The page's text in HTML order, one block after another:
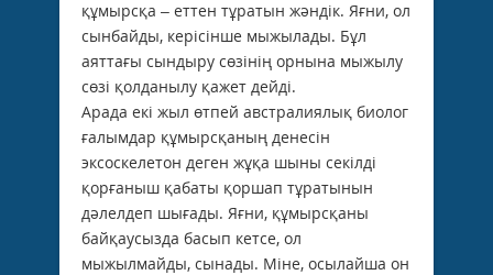
құмырсқа – еттен тұратын жәндік. Яғни, ол
сынбайды, керісінше мыжылады. Бұл
аяттағы сындыру сөзінің орнына мыжылу
сөзі қолданылу қажет дейді.
Арада екі жыл өтпей австралиялық биолог
ғалымдар құмырсқаның денесін
эксоскелетон деген жұқа шыны секілді
қорғаныш қабаты қоршап тұратынын
дәлелдеп шығады. Яғни, құмырсқаны
байқаусызда басып кетсе, ол
мыжылмайды, сынады. Міне, осылайша он